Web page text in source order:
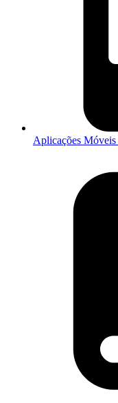
Aplicações Móveis